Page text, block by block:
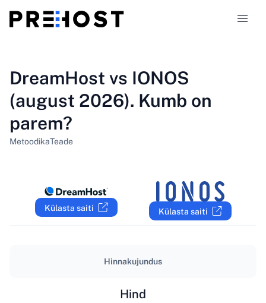
Võrdlused
Kupongid
ET
DreamHost vs IONOS
(august 2026). Kumb on
parem?
MetoodikaTeade
Külasta saiti Külasta saiti
Hinnakujundus
Hind